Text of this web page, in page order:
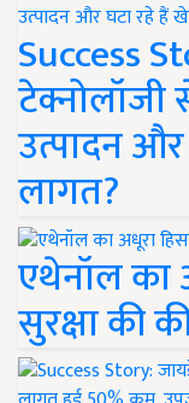
Success
उत्पादन
लागत?
एथेनॉल का
सुरक्षा की